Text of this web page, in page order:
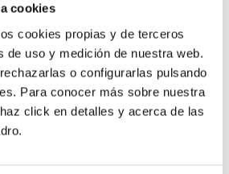
cookies
cookies propias y de terceros
de uso y medición de nuestra web.
o configurarlas pulsando
Para conocer más sobre nuestra
click en detalles y acerca de las
que pueden manejar prioridades
partidarios de ajustar sus
Tener una mente abierta es
de la práctica del mindfulness.
de resolución de